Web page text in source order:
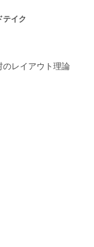
イク
のレイアウト理論